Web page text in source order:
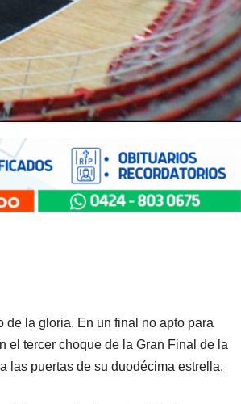
de la gloria. En un final no apto para
el tercer choque de la Gran Final de la
las puertas de su duodécima estrella.